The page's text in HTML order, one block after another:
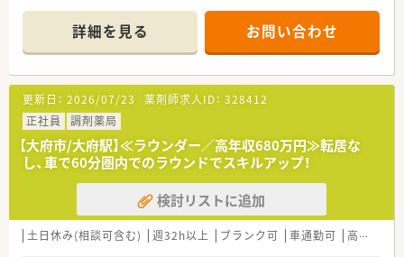
需している調剤薬局となります。
■常時3名体制の人員配置を行っており、患者様をお待たせしな
いスムーズな対応を心がけています。
【法人特徴について】
■愛知県大府市に本社を置き、県内で8店舗を展開している地域
に根差した薬局グループです。
■クリニックとのマンツーマン出店を基本とし、地域のかかりつ
け薬局として信頼を集めています。
■代表自身も薬剤師であり、現場の状況や薬剤師の働きやすさを
深く理解している経営方針です。
【想定されるモデル年収】
■経験豊富な薬剤師であれば、年収600万円前後の高水準な給与
詳細を見る お問い合わせ
更新日： 2026/07/23 薬剤師求人ID： 328412
正社員
調剤薬局
【大府市/大府駅】≪ラウンダー／高年収680万円≫転居な
し、車で60分圏内でのラウンドでスキルアップ！
検討リストに追加
土日休み(相談可含む) 週32h以上 ブランク可 車通勤可 高給与(600万円以上)